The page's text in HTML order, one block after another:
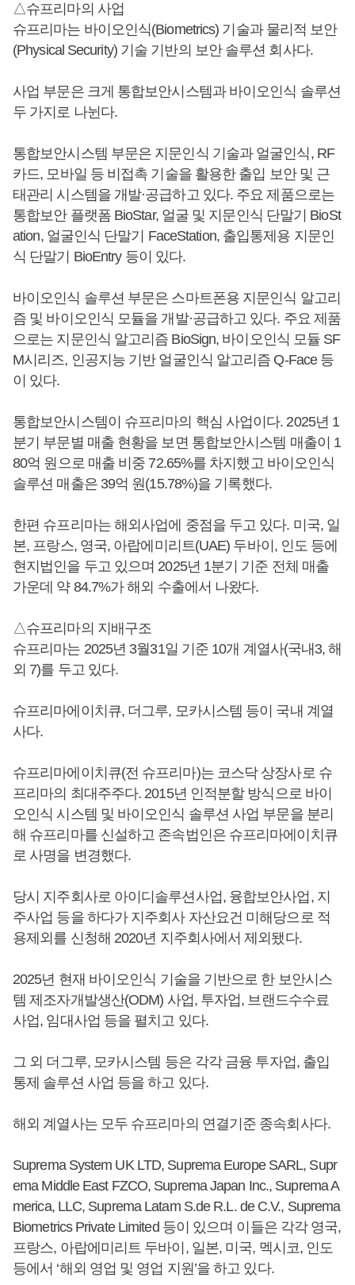
△슈프리마의 사업
슈프리마는 바이오인식(Biometrics) 기술과 물리적 보안
(Physical Security) 기술 기반의 보안 솔루션 회사다.
사업 부문은 크게 통합보안시스템과 바이오인식 솔루션
두 가지로 나뉜다.
통합보안시스템 부문은 지문인식 기술과 얼굴인식, RF
카드, 모바일 등 비접촉 기술을 활용한 출입 보안 및 근
태관리 시스템을 개발·공급하고 있다. 주요 제품으로는
통합보안 플랫폼 BioStar, 얼굴 및 지문인식 단말기 BioSt
ation, 얼굴인식 단말기 FaceStation, 출입통제용 지문인
식 단말기 BioEntry 등이 있다.
바이오인식 솔루션 부문은 스마트폰용 지문인식 알고리
즘 및 바이오인식 모듈을 개발·공급하고 있다. 주요 제품
으로는 지문인식 알고리즘 BioSign, 바이오인식 모듈 SF
M시리즈, 인공지능 기반 얼굴인식 알고리즘 Q-Face 등
이 있다.
통합보안시스템이 슈프리마의 핵심 사업이다. 2025년 1
분기 부문별 매출 현황을 보면 통합보안시스템 매출이 1
80억 원으로 매출 비중 72.65%를 차지했고 바이오인식
솔루션 매출은 39억 원(15.78%)을 기록했다.
한편 슈프리마는 해외사업에 중점을 두고 있다. 미국, 일
본, 프랑스, 영국, 아랍에미리트(UAE) 두바이, 인도 등에
현지법인을 두고 있으며 2025년 1분기 기준 전체 매출
가운데 약 84.7%가 해외 수출에서 나왔다.
△슈프리마의 지배구조
슈프리마는 2025년 3월31일 기준 10개 계열사(국내3, 해
외 7)를 두고 있다.
슈프리마에이치큐, 더그루, 모카시스템 등이 국내 계열
사다.
슈프리마에이치큐(전 슈프리마)는 코스닥 상장사로 슈
프리마의 최대주주다. 2015년 인적분할 방식으로 바이
오인식 시스템 및 바이오인식 솔루션 사업 부문을 분리
해 슈프리마를 신설하고 존속법인은 슈프리마에이치큐
로 사명을 변경했다.
당시 지주회사로 아이디솔루션사업, 융합보안사업, 지
주사업 등을 하다가 지주회사 자산요건 미해당으로 적
용제외를 신청해 2020년 지주회사에서 제외됐다.
2025년 현재 바이오인식 기술을 기반으로 한 보안시스
템 제조자개발생산(ODM) 사업, 투자업, 브랜드수수료
사업, 임대사업 등을 펼치고 있다.
그 외 더그루, 모카시스템 등은 각각 금융 투자업, 출입
통제 솔루션 사업 등을 하고 있다.
해외 계열사는 모두 슈프리마의 연결기준 종속회사다.
Suprema System UK LTD, Suprema Europe SARL, Supr
ema Middle East FZCO, Suprema Japan Inc., Suprema A
merica, LLC, Suprema Latam S.de R.L. de C.V., Suprema
Biometrics Private Limited 등이 있으며 이들은 각각 영국,
프랑스, 아랍에미리트 두바이, 일본, 미국, 멕시코, 인도
등에서 ‘해외 영업 및 영업 지원’을 하고 있다.